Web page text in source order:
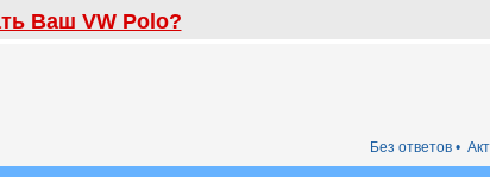
Ваш VW Polo?
Без ответов •